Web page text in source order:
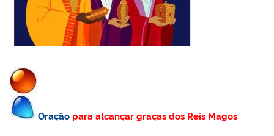
Oração para alcançar graças dos Reis Magos